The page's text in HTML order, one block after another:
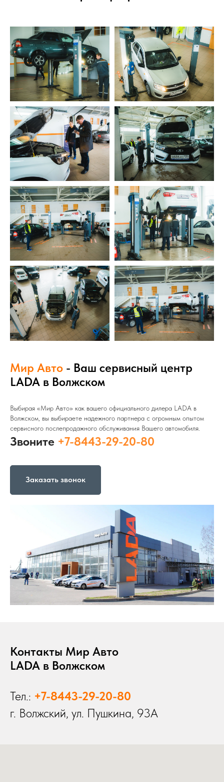
Мир Авто - Ваш сервисный центр
LADA в Волжском
Выбирая «Мир Авто» как вашего официального дилера LADA в
Волжском, вы выбираете надежного партнера с огромным опытом
сервисного послепродажного обслуживания Вашего автомобиля.
Звоните +7-8443-29-20-80
Заказать звонок
Контакты Мир Авто
LADA в Волжском
Тел.: +7-8443-29-20-80
г. Волжский, ул. Пушкина, 93А